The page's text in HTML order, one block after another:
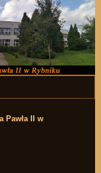
zawartości
Pawła II w